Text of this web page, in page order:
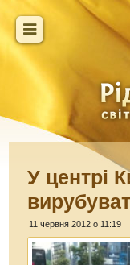
У центрі
11 червня 2012 о 11:19